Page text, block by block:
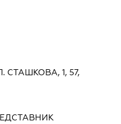
СТАШКОВА, 1, 57,